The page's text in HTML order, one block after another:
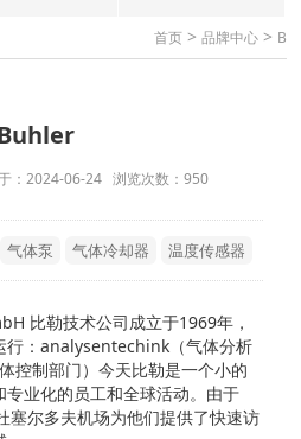
首页 > 品牌中心 > B
：2024-06-24 浏览次数：950
气体泵 气体冷却器 温度传感器
比勒技术公司成立于1969年，
行：analysentechink（气体分析
控制部门）今天比勒是一个小的
业化的员工和全球活动。由于
塞尔多夫机场为他们提供了快速访